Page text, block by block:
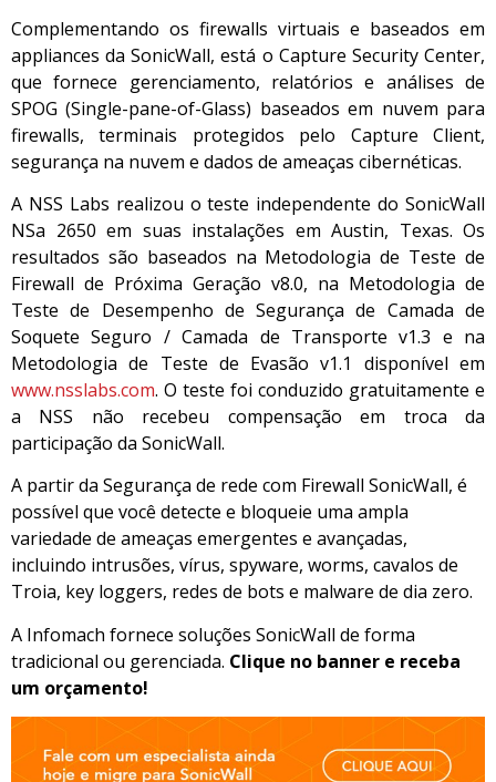
Complementando os firewalls virtuais e baseados em
appliances da SonicWall, está o Capture Security Center,
que fornece gerenciamento, relatórios e análises de
SPOG (Single-pane-of-Glass) baseados em nuvem para
firewalls, terminais protegidos pelo Capture Client,
segurança na nuvem e dados de ameaças cibernéticas.
A NSS Labs realizou o teste independente do SonicWall
NSa 2650 em suas instalações em Austin, Texas. Os
resultados são baseados na Metodologia de Teste de
Firewall de Próxima Geração v8.0, na Metodologia de
Teste de Desempenho de Segurança de Camada de
Soquete Seguro / Camada de Transporte v1.3 e na
Metodologia de Teste de Evasão v1.1 disponível em
www.nsslabs.com. O teste foi conduzido gratuitamente e
a NSS não recebeu compensação em troca da
participação da SonicWall.
A partir da Segurança de rede com Firewall SonicWall, é
possível que você detecte e bloqueie uma ampla
variedade de ameaças emergentes e avançadas,
incluindo intrusões, vírus, spyware, worms, cavalos de
Troia, key loggers, redes de bots e malware de dia zero.
A Infomach fornece soluções SonicWall de forma
tradicional ou gerenciada. Clique no banner e receba
um orçamento!